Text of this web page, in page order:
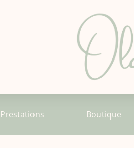
Prestations Boutique